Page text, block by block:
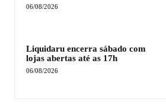
06/08/2026
Liquidaru encerra sábado com
lojas abertas até as 17h
06/08/2026